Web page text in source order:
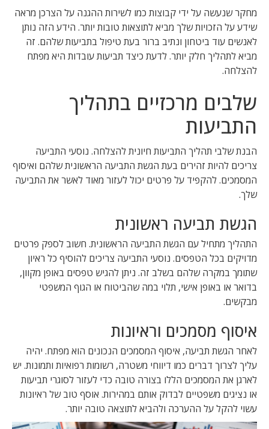
מחקר שנעשה על ידי קבוצות כמו לשירות ההגנה על הצרכן מראה
שידע על הזכויות שלך מביא לתוצאות טובות יותר. הידע הזה נותן
לאנשים עוד ביטחון ונתיב ברור בעת טיפול בתביעות שלהם. זה
מביא לתהליך חלק יותר. לדעת כיצד תביעות עובדות היא מפתח
להצלחה.
שלבים מרכזיים בתהליך
התביעות
הבנת שלבי תהליך התביעות חיונית להצלחה. נוסעי התביעה
צריכים להיות זהירים בעת הגשת התביעה הראשונית שלהם ואיסוף
המסמכים. להקפיד על פרטים יכול לעזור מאוד לאשר את התביעה
שלך.
הגשת תביעה ראשונית
התהליך מתחיל עם הגשת התביעה הראשונית. חשוב לספק פרטים
מדויקים בכל הטפסים. נוסעי התביעה צריכים להוסיף כל ראיון
שתומך במקרה שלהם בשלב זה. ניתן להגיש טפסים באופן מקוון,
בדואר או באופן אישי, תלוי במה שהביטוח או הגוף המשפטי
מבקשים.
איסוף מסמכים וראיונות
לאחר הגשת תביעה, איסוף המסמכים הנכונים הוא מפתח. יהיה
עליך לצרוך דברים כמו דיווחי משטרה, רשומות רפואיות ותמונות. יש
לארגן את המסמכים הללו בצורה טובה כדי לעזור לסוגרי תביעות
או נציגים משפטיים לבדוק אותם במהירות. אוסף טוב של ראיונות
עשוי להקל על ההערכה ולהביא לתוצאה טובה יותר.